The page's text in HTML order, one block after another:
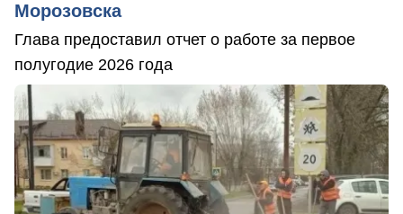
Морозовска
Глава предоставил отчет о работе за первое
полугодие 2026 года